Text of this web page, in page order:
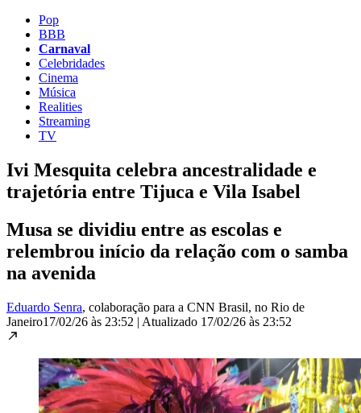
Pop
BBB
Carnaval
Celebridades
Cinema
Música
Realities
Streaming
TV
Ivi Mesquita celebra ancestralidade e
trajetória entre Tijuca e Vila Isabel
Musa se dividiu entre as escolas e
relembrou início da relação com o samba
na avenida
Eduardo Senra, colaboração para a CNN Brasil, no Rio de
Janeiro17/02/26 às 23:52 | Atualizado 17/02/26 às 23:52